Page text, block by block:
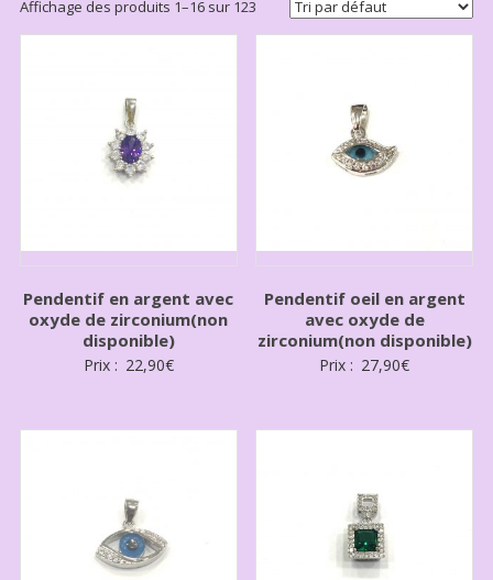
Affichage des produits 1–16 sur 123
Pendentif en argent avec
oxyde de zirconium(non
disponible)
Prix : 22,90€
Pendentif oeil en argent
avec oxyde de
zirconium(non disponible)
Prix : 27,90€